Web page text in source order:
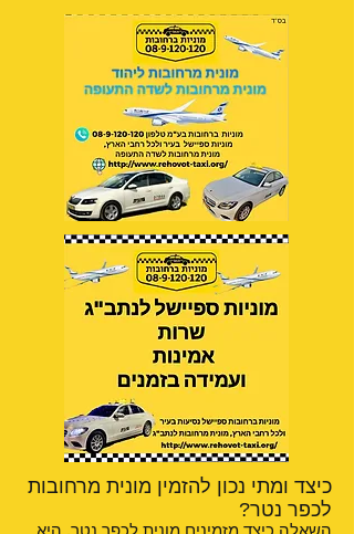
כיצד ומתי נכון להזמין מונית מרחובות
לכפר נטר?